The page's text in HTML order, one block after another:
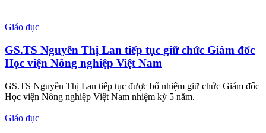
Giáo dục
GS.TS Nguyễn Thị Lan tiếp tục giữ chức Giám đốc
Học viện Nông nghiệp Việt Nam
GS.TS Nguyễn Thị Lan tiếp tục được bổ nhiệm giữ chức Giám đốc
Học viện Nông nghiệp Việt Nam nhiệm kỳ 5 năm.
Giáo dục